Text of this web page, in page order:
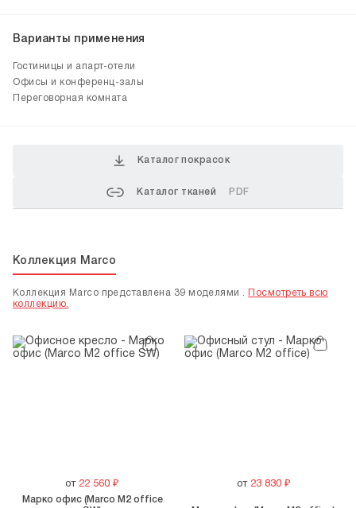
Варианты применения
Гостиницы и апарт-отели
Офисы и конференц-залы
Переговорная комната
Каталог покрасок
Каталог тканей PDF
Коллекция Marco
Коллекция Marco представлена 39 моделями .
Посмотреть всю
коллекцию.
от 22 560 ₽
Марко офис (Marco M2 office
от 23 830₽